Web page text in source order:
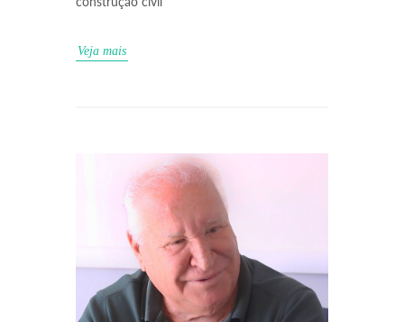
construção civil
Veja mais